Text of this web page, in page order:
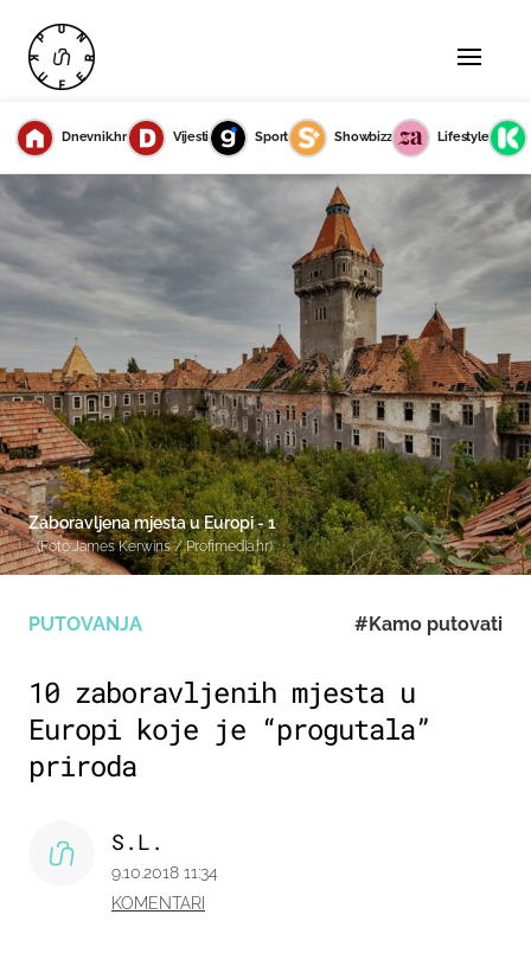
Dnevnik.hr Vijesti Sport Showbizz Lifestyle
PUTOVANJA #Kamo putovati
10 zaboravljenih mjesta u
Europi koje je “progutala”
priroda
S.L.
9.10.2018 11:34
KOMENTARI
Zaboravljena mjesta u Europi - 1
(Foto:James Kerwins / Profimedia.hr)